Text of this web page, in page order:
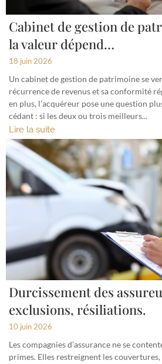
Cabinet de gestion de
la valeur dépend…
18 juin 2026
Un cabinet de gestion de patrimoine se
récurrence de revenus et sa conformité
en plus, l’acquéreur pose une question
cédant : si les deux ou trois meilleurs...
Lire la suite
Durcissement des
exclusions, résiliations.
10 juin 2026
Les compagnies d’assurance ne se
primes. Elles restreignent les